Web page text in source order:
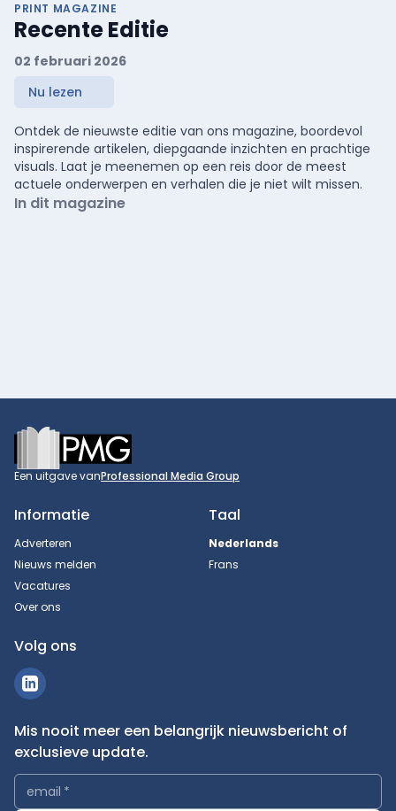
PRINT MAGAZINE
Recente Editie
02 februari 2026
Nu lezen
Ontdek de nieuwste editie van ons magazine, boordevol
inspirerende artikelen, diepgaande inzichten en prachtige
visuals. Laat je meenemen op een reis door de meest
actuele onderwerpen en verhalen die je niet wilt missen.
In dit magazine
Footer
Een uitgave vanProfessional Media Group
Informatie
Adverteren
Nieuws melden
Vacatures
Over ons
Taal
Nederlands
Frans
Volg ons
Mis nooit meer een belangrijk nieuwsbericht of
exclusieve update.
email *